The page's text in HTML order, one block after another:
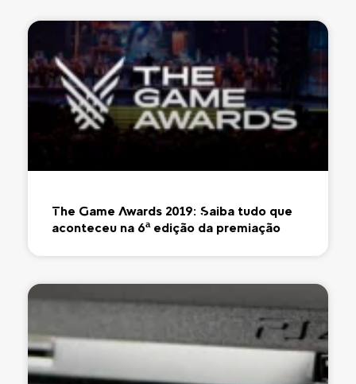
The Game Awards 2019: Saiba tudo que
aconteceu na 6ª edição da premiação